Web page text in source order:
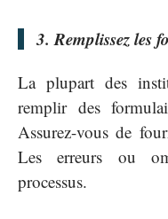
3. Remplissez les
La plupart des
remplir des
Assurez-vous de
Les erreurs ou
processus.